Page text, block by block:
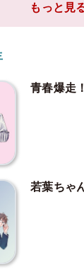
もっと見
青春爆走！
若葉ちゃ